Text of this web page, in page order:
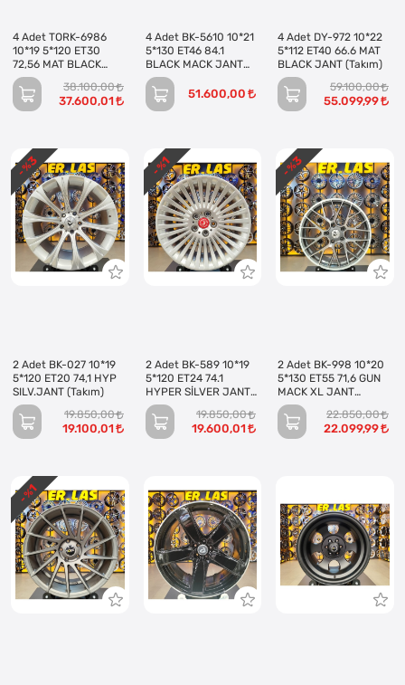
4 Adet TORK-6986
10*19 5*120 ET30
72,56 MAT BLACK
JANT (Takım)
38.100,00
37.600,01
4 Adet BK-5610 10*21
5*130 ET46 84.1
BLACK MACK JANT
(Takım)
51.600,00
4 Adet DY-972 10*22
5*112 ET40 66.6 MAT
BLACK JANT (Takım)
59.100,00
55.099,99
2 Adet BK-027 10*19
5*120 ET20 74,1 HYP
SILV.JANT (Takım)
19.850,00
19.100,01
- %
3
2 Adet BK-589 10*19
5*120 ET24 74.1
HYPER SİLVER JANT
(Takım)
19.850,00
19.600,01
- %
1
2 Adet BK-998 10*20
5*130 ET55 71,6 GUN
MACK XL JANT
(Takım)
22.850,00
22.099,99
- %
3
- %
1